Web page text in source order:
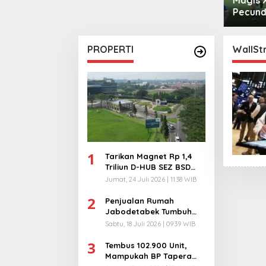
PROPERTI
1
Tarikan Magnet Rp 1,4
Triliun D-HUB SEZ BSD
City, Buka 1736
Jumat, 24 Juli 2026 | 11:38 WIB
2
Penjualan Rumah
Jabodetabek Tumbuh
94%! Developer
Ekstra
Sabtu, 18 Juli 2026 | 09:39 WIB
3
Tembus 102.900 Unit,
Mampukah BP Tapera